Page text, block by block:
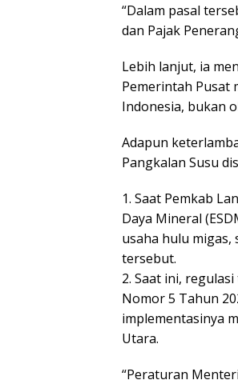
“Dalam pasal
dan Pajak
Lebih lanjut, ia
Pemerintah Pusat
Indonesia, bukan
Adapun
Pangkalan Susu
1. Saat Pemkab
Daya Mineral
usaha hulu
tersebut.
2. Saat ini,
Nomor 5 Tahun
implementasinya
Utara.
“Peraturan